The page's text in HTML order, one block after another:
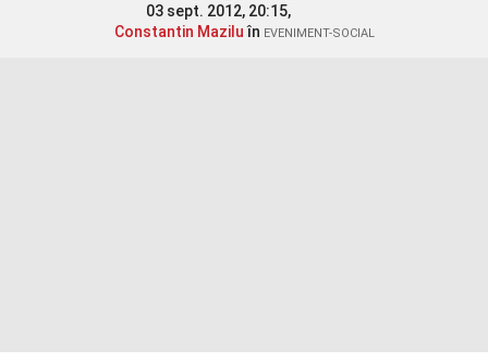
03 sept. 2012, 20:15,
Constantin Maziluîn EVENIMENT-SOCIAL